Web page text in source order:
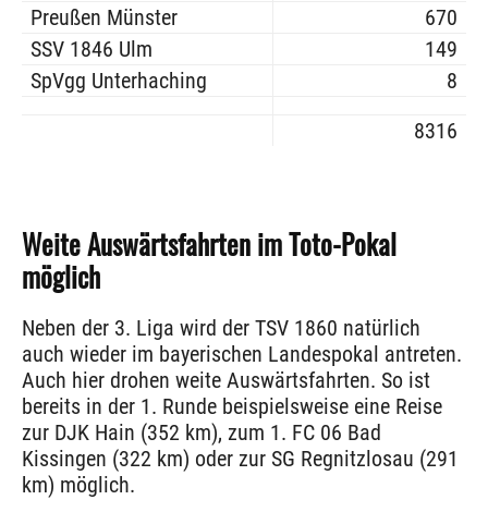
Preußen Münster
670
SSV 1846 Ulm
149
SpVgg Unterhaching
8
8316
Weite Auswärtsfahrten im Toto-Pokal
möglich
Neben der 3. Liga wird der TSV 1860 natürlich
auch wieder im bayerischen Landespokal antreten.
Auch hier drohen weite Auswärtsfahrten. So ist
bereits in der 1. Runde beispielsweise eine Reise
zur DJK Hain (352 km), zum 1. FC 06 Bad
Kissingen (322 km) oder zur SG Regnitzlosau (291
km) möglich.